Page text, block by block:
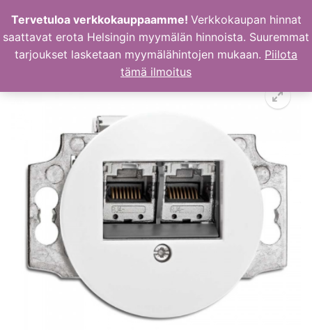
sisältöön
Tervetuloa verkkokauppaamme! Verkkokaupan hinnat
saattavat erota Helsingin myymälän hinnoista. Suuremmat
tarjoukset lasketaan myymälähintojen mukaan. Piilota
tämä ilmoitus